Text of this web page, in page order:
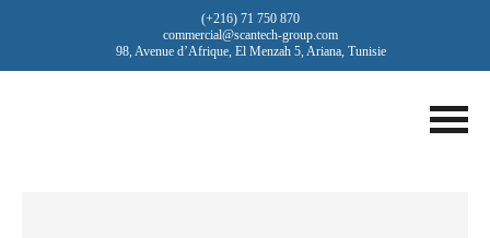
(+216) 71 750 870
commercial@scantech-group.com
98, Avenue d’Afrique, El Menzah 5, Ariana, Tunisie